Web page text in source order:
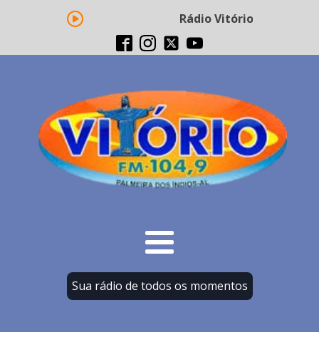
Rádio Vitório FM -
Sua rádio de todos os momentos